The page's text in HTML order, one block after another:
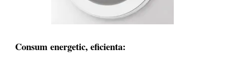
Consum energetic, eficienta: